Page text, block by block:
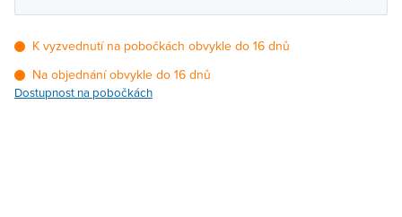
K vyzvednutí na pobočkách obvykle do 16 dnů
Na objednání obvykle do 16 dnů
Dostupnost na pobočkách